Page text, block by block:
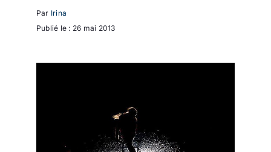
Par Irina
Publié le : 26 mai 2013